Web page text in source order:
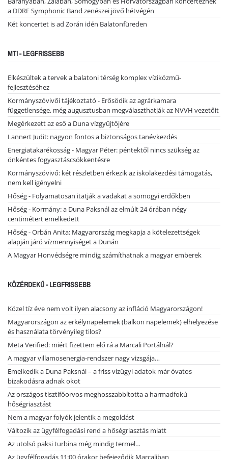
a DDRF Symphonic Band zenészei jövő hétvégén
Két koncertet is ad Zorán idén Balatonfüreden
MTI - LEGFRISSEBB
Elkészültek a tervek a balatoni térség komplex víziközmű-
fejlesztéséhez
Kormányszóvivői tájékoztató - Erősödik az agrárkamara
függetlensége, még augusztusban megválaszthatják az NVVH vezetőit
Megérkezett az eső a Duna vízgyűjtőjére
Lannert Judit: nagyon fontos a biztonságos tanévkezdés
Energiatakarékosság - Magyar Péter: péntektől nincs szükség az
önkéntes fogyasztáscsökkentésre
Kormányszóvivő: két részletben érkezik az iskolakezdési támogatás,
nem kell igényelni
Hőség - Folyamatosan itatják a vadakat a somogyi erdőkben
Hőség - Kormány: a Duna Paksnál az elmúlt 24 órában négy
centimétert emelkedett
Hőség - Orbán Anita: Magyarország megkapja a kötelezettségek
alapján járó vízmennyiséget a Dunán
A Magyar Honvédségre mindig számíthatnak a magyar emberek
KÖZÉRDEKŰ - LEGFRISSEBB
Közel tíz éve nem volt ilyen alacsony az infláció Magyarországon!
Magyarországon az erkélynapelemek (balkon napelemek) elhelyezése
és használata törvényileg tilos?
Meta Verified: miért fizettem elő rá a Marcali Portálnál?
A magyar villamosenergia-rendszer nagy vizsgája…
Emelkedik a Duna Paksnál – a friss vízügyi adatok már óvatos
bizakodásra adnak okot
Az országos tisztifőorvos meghosszabbította a harmadfokú
hőségriasztást
Nem a magyar folyók jelentik a megoldást
Változik az ügyfélfogadási rend a hőségriasztás miatt
Az utolsó paksi turbina még mindig termel…
Az ügyfélfogadás 11:00 órakor befejeződik Marcaliban